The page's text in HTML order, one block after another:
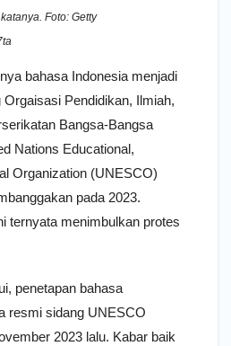
Foto: Getty
bahasa Indonesia menjadi
Pendidikan, Ilmiah,
Bangsa-Bangsa
Nations Educational,
Organization (UNESCO)
pada 2023.
ternyata menimbulkan protes
penetapan bahasa
resmi sidang UNESCO
2023 lalu. Kabar baik